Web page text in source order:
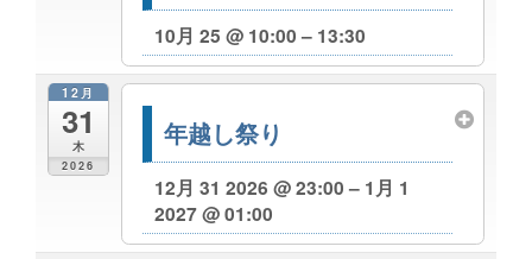
10月 25 @ 10:00 – 13:30
12月
31
木
2026
年越し祭り
12月 31 2026 @ 23:00 – 1月 1
2027 @ 01:00